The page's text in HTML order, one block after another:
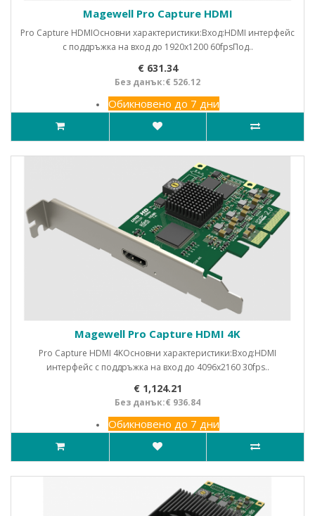
Magewell Pro Capture HDMI
Pro Capture HDMIОсновни характеристики:Вход:HDMI интерфейс
с поддръжка на вход до 1920x1200 60fpsПод..
€ 631.34
Без данък:€ 526.12
Обикновено до 7 дни
Magewell Pro Capture HDMI 4K
Pro Capture HDMI 4KОсновни характеристики:Вход:HDMI
интерфейс с поддръжка на вход до 4096x2160 30fps..
€ 1,124.21
Без данък:€ 936.84
Обикновено до 7 дни